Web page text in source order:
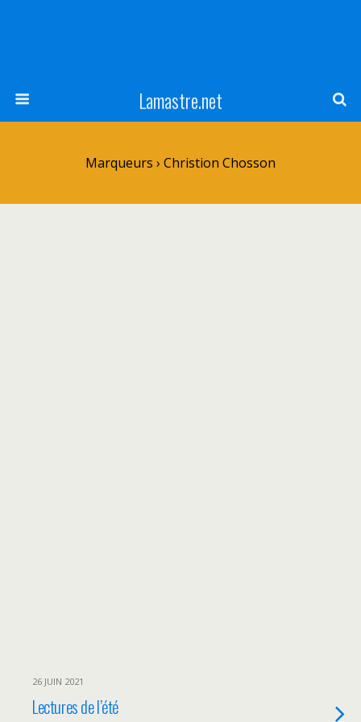
Lamastre.net
Marqueurs › Christion Chosson
26 JUIN 2021
Lectures de l’été